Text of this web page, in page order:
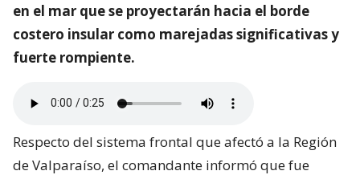
en el mar que se proyectarán hacia el borde
costero insular como marejadas significativas y
fuerte rompiente.
Respecto del sistema frontal que afectó a la Región
de Valparaíso, el comandante informó que fue